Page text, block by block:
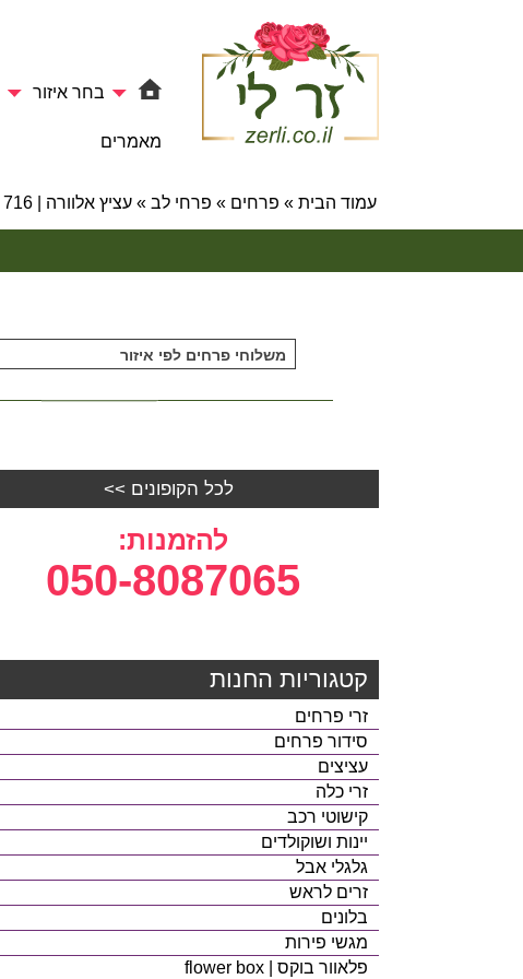
בחר איזור
מאמרים
עמוד הבית » פרחים » פרחי לב » עציץ אלוורה | 716 – פרחי לב
משלוחי פרחים לפי איזור
לכל הקופונים >>
להזמנות:
050-8087065
קטגוריות החנות
זרי פרחים
סידור פרחים
עציצים
זרי כלה
קישוטי רכב
יינות ושוקולדים
גלגלי אבל
זרים לראש
בלונים
מגשי פירות
פלאוור בוקס | flower box